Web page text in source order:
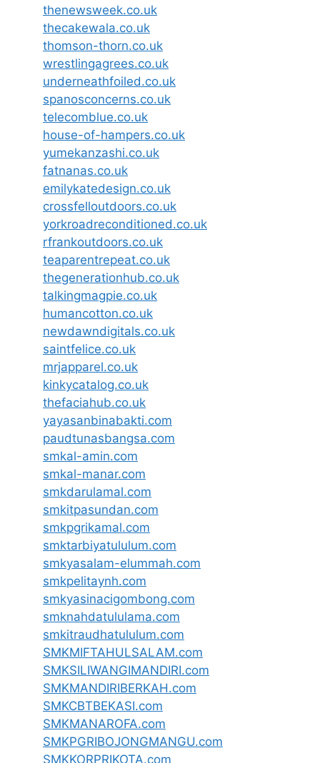
thenewsweek.co.uk
thecakewala.co.uk
thomson-thorn.co.uk
wrestlingagrees.co.uk
underneathfoiled.co.uk
spanosconcerns.co.uk
telecomblue.co.uk
house-of-hampers.co.uk
yumekanzashi.co.uk
fatnanas.co.uk
emilykatedesign.co.uk
crossfelloutdoors.co.uk
yorkroadreconditioned.co.uk
rfrankoutdoors.co.uk
teaparentrepeat.co.uk
thegenerationhub.co.uk
talkingmagpie.co.uk
humancotton.co.uk
newdawndigitals.co.uk
saintfelice.co.uk
mrjapparel.co.uk
kinkycatalog.co.uk
thefaciahub.co.uk
yayasanbinabakti.com
paudtunasbangsa.com
smkal-amin.com
smkal-manar.com
smkdarulamal.com
smkitpasundan.com
smkpgrikamal.com
smktarbiyatululum.com
smkyasalam-elummah.com
smkpelitaynh.com
smkyasinacigombong.com
smknahdatululama.com
smkitraudhatululum.com
SMKMIFTAHULSALAM.com
SMKSILIWANGIMANDIRI.com
SMKMANDIRIBERKAH.com
SMKCBTBEKASI.com
SMKMANAROFA.com
SMKPGRIBOJONGMANGU.com
SMKKORPRIKOTA.com